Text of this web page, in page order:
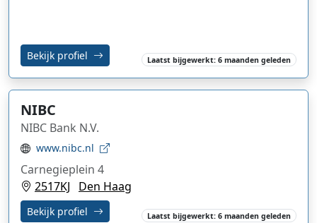
Bekijk profiel Laatst bijgewerkt: 6 maanden geleden
NIBC
NIBC Bank N.V.
www.nibc.nl
Carnegieplein 4
2517KJ
Den Haag
Bekijk profiel Laatst bijgewerkt: 6 maanden geleden